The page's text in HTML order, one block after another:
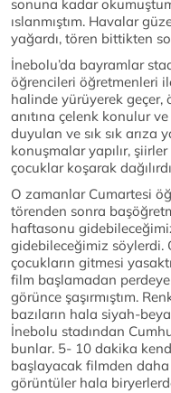
sonuna kadar
ıslanmıştım. Havalar
yağardı, tören bittikten
İnebolu’da bayramlar
öğrencileri öğretmenleri
halinde yürüyerek
anıtına çelenk konulur
duyulan ve sık sık arıza
konuşmalar yapılır,
çocuklar koşarak
O zamanlar Cumartesi
törenden sonra
haftasonu
gidebileceğimiz söylerdi.
çocukların gitmesi
film başlamadan
görünce şaşırmıştım.
bazıların hala siyah-
İnebolu stadından
bunlar. 5- 10 dakika
başlayacak filmden
görüntüler hala